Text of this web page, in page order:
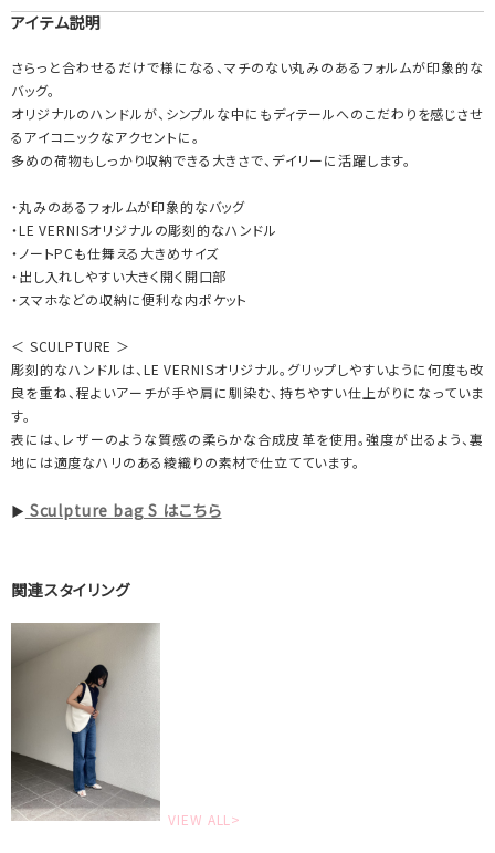
アイテム説明
さらっと合わせるだけで様になる、マチのない丸みのあるフォルムが印象的な
バッグ。
オリジナルのハンドルが、シンプルな中にもディテールへのこだわりを感じさせ
るアイコニックなアクセントに。
多めの荷物もしっかり収納できる大きさで、デイリーに活躍します。
・丸みのあるフォルムが印象的なバッグ
・LE VERNISオリジナルの彫刻的なハンドル
・ノートPCも仕舞える大きめサイズ
・出し入れしやすい大きく開く開口部
・スマホなどの収納に便利な内ポケット
＜ SCULPTURE ＞
彫刻的なハンドルは、LE VERNISオリジナル。グリップしやすいように何度も改
良を重ね、程よいアーチが手や肩に馴染む、持ちやすい仕上がりになっていま
す。
表には、レザーのような質感の柔らかな合成皮革を使用。強度が出るよう、裏
地には適度なハリのある綾織りの素材で仕立てています。
▶ Sculpture bag S はこちら
関連スタイリング
VIEW ALL>